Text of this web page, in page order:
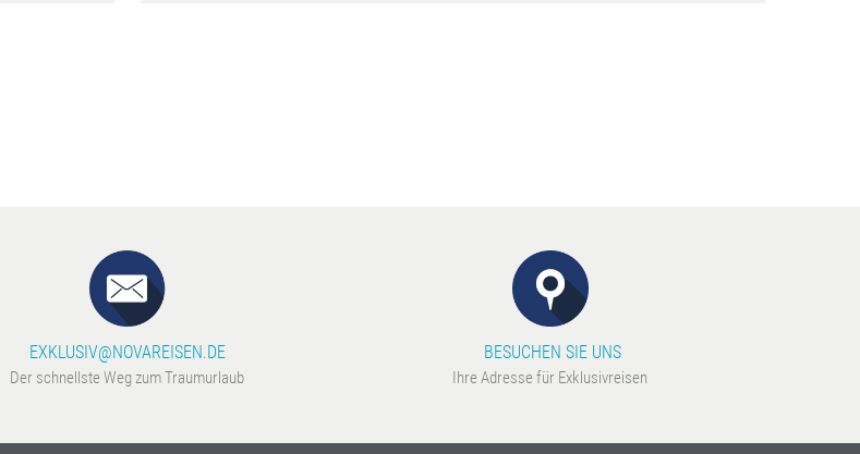
EXKLUSIV@NOVAREISEN.DE
Der schnellste Weg zum Traumurlaub
BESUCHEN SIE UNS
Ihre Adresse für Exklusivreisen